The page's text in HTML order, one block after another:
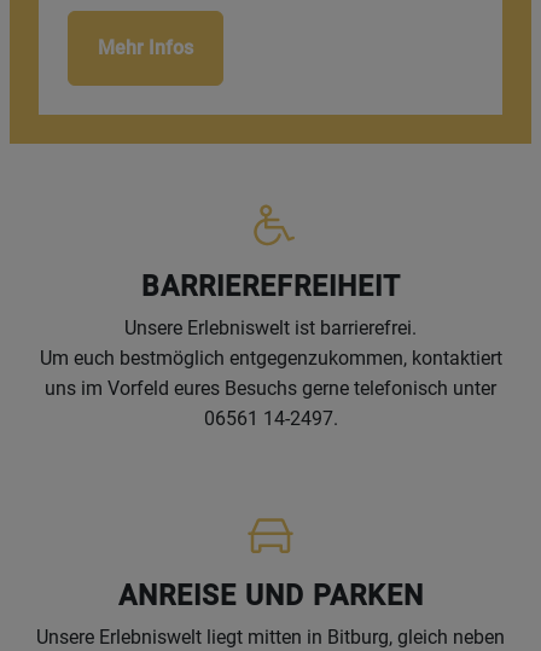
Mehr Infos
BARRIEREFREIHEIT
Unsere Erlebniswelt ist barrierefrei.
Um euch bestmöglich entgegenzukommen, kontaktiert
uns im Vorfeld eures Besuchs gerne telefonisch unter
06561 14-2497.
ANREISE UND PARKEN
Unsere Erlebniswelt liegt mitten in Bitburg, gleich neben